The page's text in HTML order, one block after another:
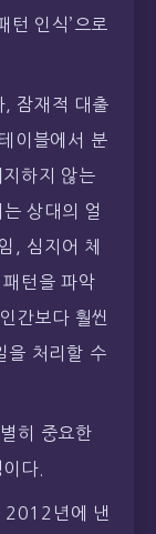
턴 인식’으로
, 잠재적 대출
이블에서 분
하지 않는
상대의 얼
, 심지어 체
턴을 파악
간보다 훨씬
을 처리할 수
히 중요한
다.
2012년에 낸